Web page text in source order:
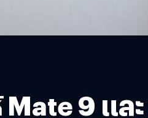
9 แล